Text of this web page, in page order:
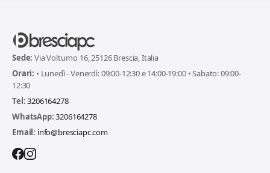
Sede: Via Volturno 16, 25126 Brescia, Italia
Orari: • Lunedì - Venerdì: 09:00-12:30 e 14:00-19:00 • Sabato: 09:00-
12:30
Tel:3206164278
WhatsApp:3206164278
Email: info@bresciapc.com